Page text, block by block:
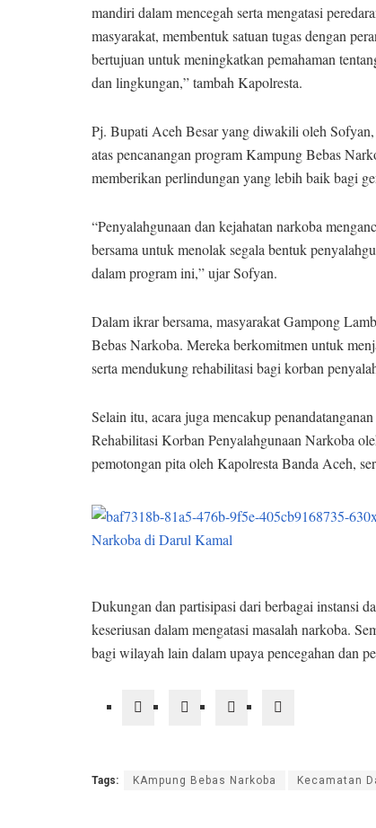
mandiri dalam mencegah serta mengatasi
masyarakat, membentuk satuan tugas dengan
bertujuan untuk meningkatkan pemahaman
dan lingkungan,” tambah Kapolresta.
Pj. Bupati Aceh Besar yang diwakili oleh
atas pencanangan program Kampung Bebas
memberikan perlindungan yang lebih baik bagi
“Penyalahgunaan dan kejahatan narkoba
bersama untuk menolak segala bentuk
dalam program ini,” ujar Sofyan.
Dalam ikrar bersama, masyarakat Gampong
Bebas Narkoba. Mereka berkomitmen untuk
serta mendukung rehabilitasi bagi korban
Selain itu, acara juga mencakup
Rehabilitasi Korban Penyalahgunaan Narkoba
pemotongan pita oleh Kapolresta Banda Aceh,
Dukungan dan partisipasi dari berbagai instansi
keseriusan dalam mengatasi masalah narkoba.
bagi wilayah lain dalam upaya pencegahan dan
Tags: KAmpung Bebas Narkoba Kecamatan